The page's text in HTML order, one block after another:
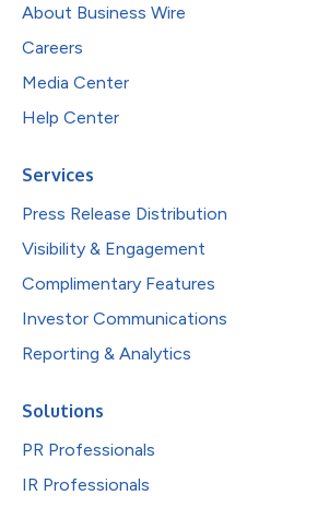
About Business Wire
Careers
Media Center
Help Center
Services
Press Release Distribution
Visibility & Engagement
Complimentary Features
Investor Communications
Reporting & Analytics
Solutions
PR Professionals
IR Professionals